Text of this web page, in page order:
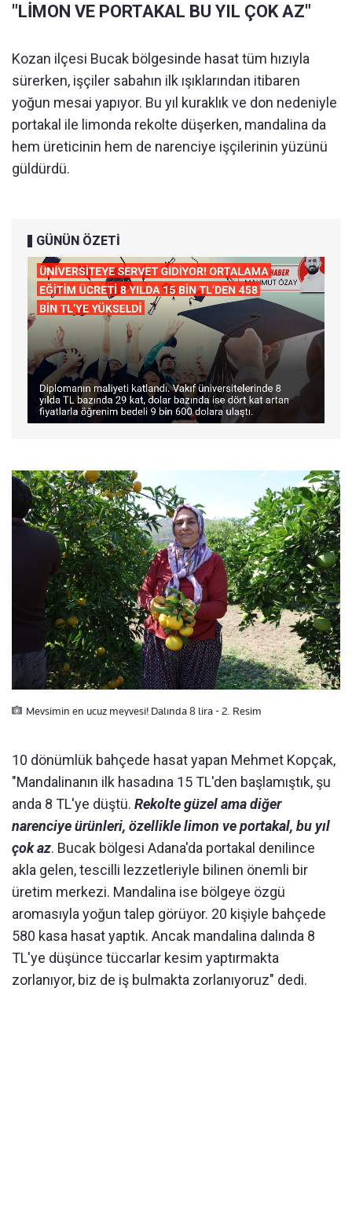
"LİMON VE PORTAKAL BU YIL ÇOK AZ"
Kozan ilçesi Bucak bölgesinde hasat tüm hızıyla
sürerken, işçiler sabahın ilk ışıklarından itibaren
yoğun mesai yapıyor. Bu yıl kuraklık ve don nedeniyle
portakal ile limonda rekolte düşerken, mandalina da
hem üreticinin hem de narenciye işçilerinin yüzünü
güldürdü.
GÜNÜN ÖZETİ
Mevsimin en ucuz meyvesi! Dalında 8 lira - 2. Resim
10 dönümlük bahçede hasat yapan Mehmet Kopçak,
"Mandalinanın ilk hasadına 15 TL'den başlamıştık, şu
anda 8 TL'ye düştü. Rekolte güzel ama diğer
narenciye ürünleri, özellikle limon ve portakal, bu yıl
çok az. Bucak bölgesi Adana'da portakal denilince
akla gelen, tescilli lezzetleriyle bilinen önemli bir
üretim merkezi. Mandalina ise bölgeye özgü
aromasıyla yoğun talep görüyor. 20 kişiyle bahçede
580 kasa hasat yaptık. Ancak mandalina dalında 8
TL'ye düşünce tüccarlar kesim yaptırmakta
zorlanıyor, biz de iş bulmakta zorlanıyoruz" dedi.